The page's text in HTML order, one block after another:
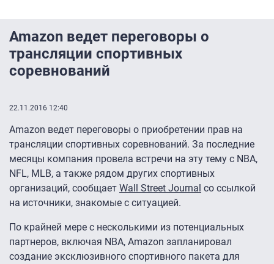
Amazon ведет переговоры о
трансляции спортивных
соревнований
22.11.2016 12:40
Amazon ведет переговоры о приобретении прав на
трансляции спортивных соревнований. За последние
месяцы компания провела встречи на эту тему с NBA,
NFL, MLB, а также рядом других спортивных
организаций, сообщает Wall Street Journal со ссылкой
на источники, знакомые с ситуацией.
По крайней мере с несколькими из потенциальных
партнеров, включая NBA, Amazon запланировал
создание эксклюзивного спортивного пакета для